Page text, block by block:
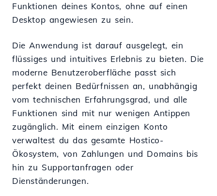
Funktionen deines Kontos, ohne auf einen
Desktop angewiesen zu sein.
Die Anwendung ist darauf ausgelegt, ein
flüssiges und intuitives Erlebnis zu bieten. Die
moderne Benutzeroberfläche passt sich
perfekt deinen Bedürfnissen an, unabhängig
vom technischen Erfahrungsgrad, und alle
Funktionen sind mit nur wenigen Antippen
zugänglich. Mit einem einzigen Konto
verwaltest du das gesamte Hostico-
Ökosystem, von Zahlungen und Domains bis
hin zu Supportanfragen oder
Dienständerungen.